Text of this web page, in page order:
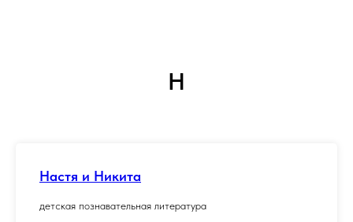
Н
Настя и Никита
детская познавательная литература